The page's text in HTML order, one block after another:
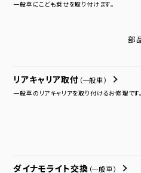
一般車にこども乗せを取り付けます。
部
リアキャリア取付 （一般車）
一般車のリアキャリアを取り付けるお修理です。
ダイナモライト交換 （一般車）